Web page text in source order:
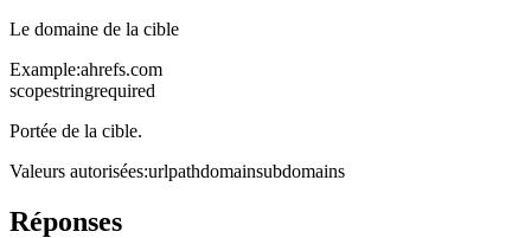
Le domaine de la cible
Example:ahrefs.com
scopestringrequired
Portée de la cible.
Valeurs autorisées:urlpathdomainsubdomains
Réponses